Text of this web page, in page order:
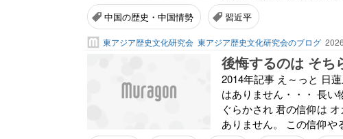
中国の歴史・中国情勢 習近平
東アジア歴史文化研究会 東アジア歴史文化研究会のブログ
後悔するのは そち
2014年記事 え～っと 日
はありません・・・ 長い
ぐらかされ 君の信仰は
ありません。 この信仰や